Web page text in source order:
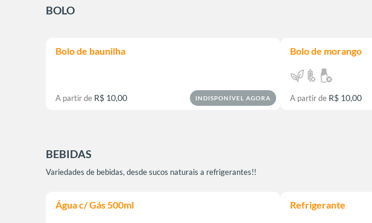
BOLO
Bolo de baunilha
A partir de R$ 10,00 INDISPONÍVEL AGORA
Bolo de morango
A partir de R$ 10,00
BEBIDAS
Variedades de bebidas, desde sucos naturais a refrigerantes!!
Água c/ Gás 500ml Refrigerante